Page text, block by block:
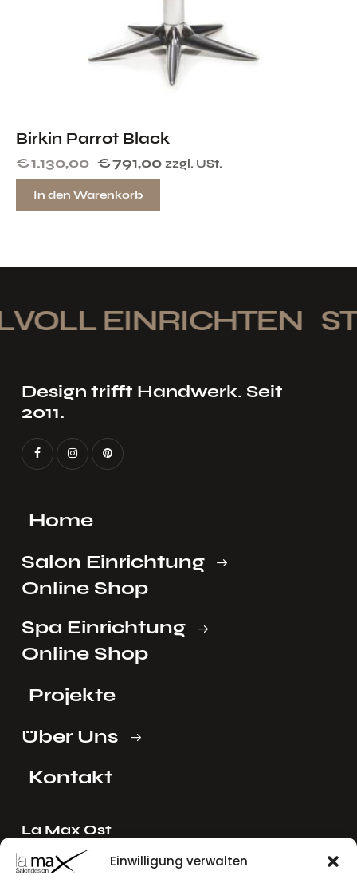
Einwilligung verwalten
Birkin Parrot Black
€1.130,00 €791,00 zzgl. USt.
In den Warenkorb
EINRICHTEN
Design trifft Handwerk. Seit
2011.
Home
Salon Einrichtung
Online Shop
Spa Einrichtung
Online Shop
Projekte
Über Uns
Kontakt
La Max Ost
Ing. Reinhard Mayer e.U.
Stadlgasse 4